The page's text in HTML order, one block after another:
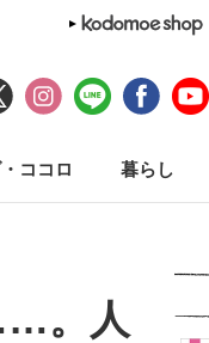
ココロ 暮らし
。人